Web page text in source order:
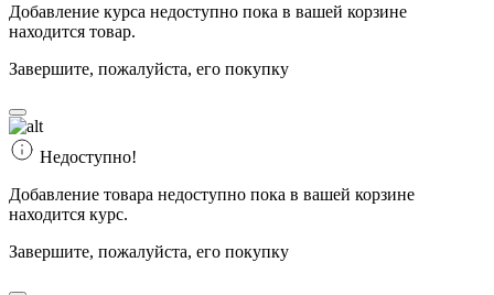
Добавление курса недоступно пока в вашей корзине
находится товар.
Завершите, пожалуйста, его покупку
Недоступно!
Добавление товара недоступно пока в вашей корзине
находится курс.
Завершите, пожалуйста, его покупку